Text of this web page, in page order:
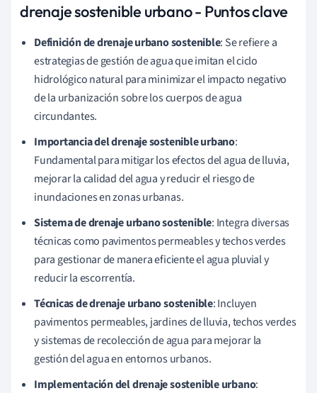
drenaje sostenible urbano - Puntos clave
Definición de drenaje urbano sostenible: Se refiere a
estrategias de gestión de agua que imitan el ciclo
hidrológico natural para minimizar el impacto negativo
de la urbanización sobre los cuerpos de agua
circundantes.
Importancia del drenaje sostenible urbano:
Fundamental para mitigar los efectos del agua de lluvia,
mejorar la calidad del agua y reducir el riesgo de
inundaciones en zonas urbanas.
Sistema de drenaje urbano sostenible: Integra diversas
técnicas como pavimentos permeables y techos verdes
para gestionar de manera eficiente el agua pluvial y
reducir la escorrentía.
Técnicas de drenaje urbano sostenible: Incluyen
pavimentos permeables, jardines de lluvia, techos verdes
y sistemas de recolección de agua para mejorar la
gestión del agua en entornos urbanos.
Implementación del drenaje sostenible urbano: